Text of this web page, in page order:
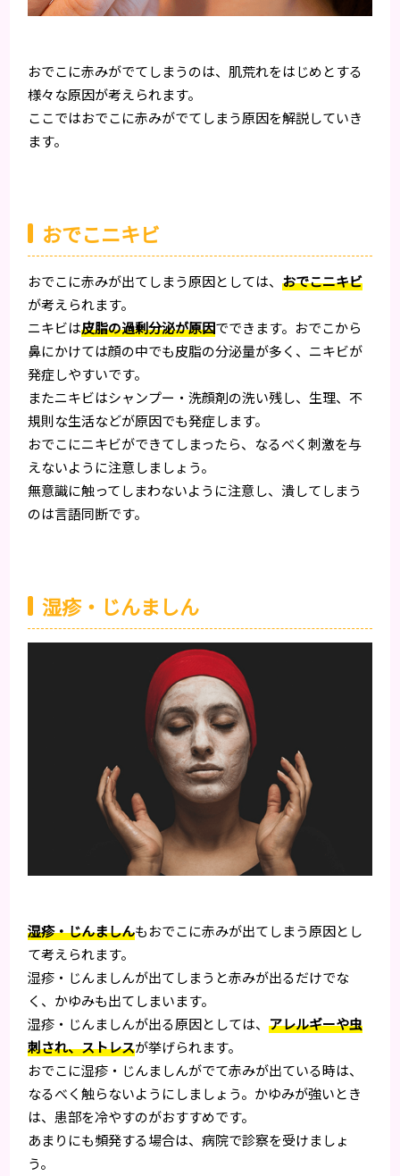
おでこに赤みがでてしまうのは、肌荒れをはじめとする
様々な原因が考えられます。
ここではおでこに赤みがでてしまう原因を解説していき
ます。
おでこニキビ
おでこに赤みが出てしまう原因としては、おでこニキビ
が考えられます。
ニキビは皮脂の過剰分泌が原因でできます。おでこから
鼻にかけては顔の中でも皮脂の分泌量が多く、ニキビが
発症しやすいです。
またニキビはシャンプー・洗顔剤の洗い残し、生理、不
規則な生活などが原因でも発症します。
おでこにニキビができてしまったら、なるべく刺激を与
えないように注意しましょう。
無意識に触ってしまわないように注意し、潰してしまう
のは言語同断です。
湿疹・じんましん
湿疹・じんましんもおでこに赤みが出てしまう原因とし
て考えられます。
湿疹・じんましんが出てしまうと赤みが出るだけでな
く、かゆみも出てしまいます。
湿疹・じんましんが出る原因としては、アレルギーや虫
刺され、ストレスが挙げられます。
おでこに湿疹・じんましんがでて赤みが出ている時は、
なるべく触らないようにしましょう。かゆみが強いとき
は、患部を冷やすのがおすすめです。
あまりにも頻発する場合は、病院で診察を受けましょ
う。